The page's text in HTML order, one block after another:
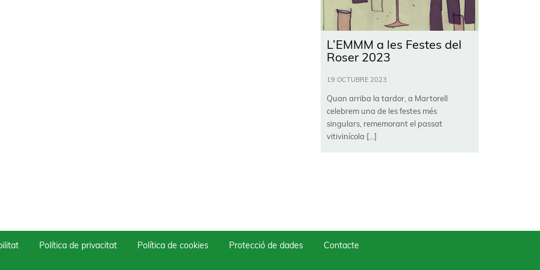
L’EMMM a les Festes del
Roser 2023
19 OCTUBRE 2023
Quan arriba la tardor, a Martorell
celebrem una de les festes més
singulars, rememorant el passat
vitivinícola […]
Política de privacitat Política de cookies Protecció de dades Contacte